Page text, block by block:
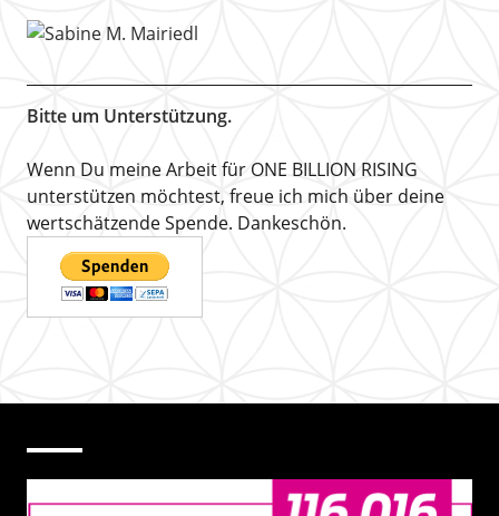
Bitte um Unterstützung.
Wenn Du meine Arbeit für ONE BILLION RISING
unterstützen möchtest, freue ich mich über deine
wertschätzende Spende. Dankeschön.